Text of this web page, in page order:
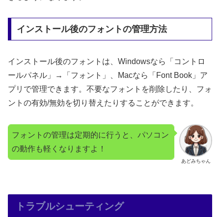
インストール後のフォントの管理方法
インストール後のフォントは、Windowsなら「コントロ
ールパネル」→「フォント」、Macなら「Font Book」ア
プリで管理できます。不要なフォントを削除したり、フォ
ントの有効/無効を切り替えたりすることができます。
あどみちゃん
フォントの管理は定期的に行うと、パソコン
の動作も軽くなりますよ！
トラブルシューティング